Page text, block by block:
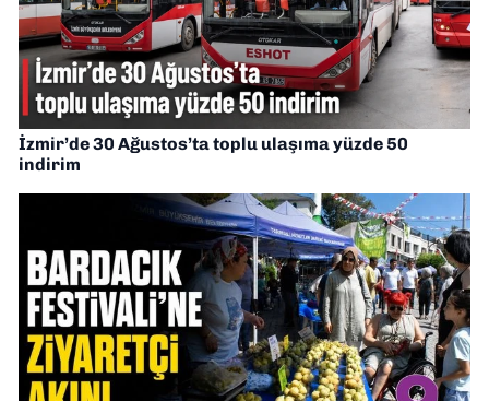
İzmir’de 30 Ağustos’ta toplu ulaşıma yüzde 50
indirim